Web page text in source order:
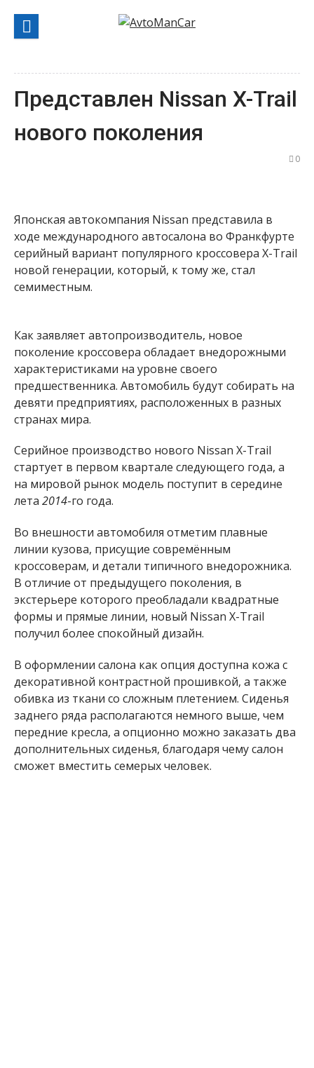
содержанию
Представлен Nissan X-Trail
нового поколения
0
Японская автокомпания Nissan представила в
ходе международного автосалона во Франкфурте
серийный вариант популярного кроссовера X-Trail
новой генерации, который, к тому же, стал
семиместным.
Как заявляет автопроизводитель, новое
поколение кроссовера обладает внедорожными
характеристиками на уровне своего
предшественника. Автомобиль будут собирать на
девяти предприятиях, расположенных в разных
странах мира.
Серийное производство нового Nissan X-Trail
стартует в первом квартале следующего года, а
на мировой рынок модель поступит в середине
лета 2014-го года.
Во внешности автомобиля отметим плавные
линии кузова, присущие совремённым
кроссоверам, и детали типичного внедорожника.
В отличие от предыдущего поколения, в
экстерьере которого преобладали квадратные
формы и прямые линии, новый Nissan X-Trail
получил более спокойный дизайн.
В оформлении салона как опция доступна кожа с
декоративной контрастной прошивкой, а также
обивка из ткани со сложным плетением. Сиденья
заднего ряда располагаются немного выше, чем
передние кресла, а опционно можно заказать два
дополнительных сиденья, благодаря чему салон
сможет вместить семерых человек.